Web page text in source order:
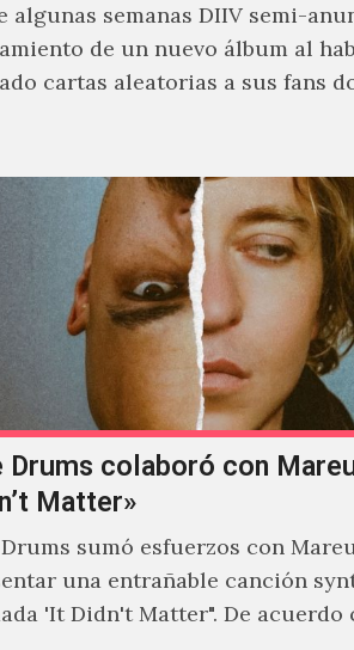
algunas semanas DIIV semi-
de un nuevo álbum al
cartas aleatorias a sus fans
Drums colaboró con
Matter»
sumó esfuerzos con
una entrañable canción
'It Didn't Matter". De acuerdo